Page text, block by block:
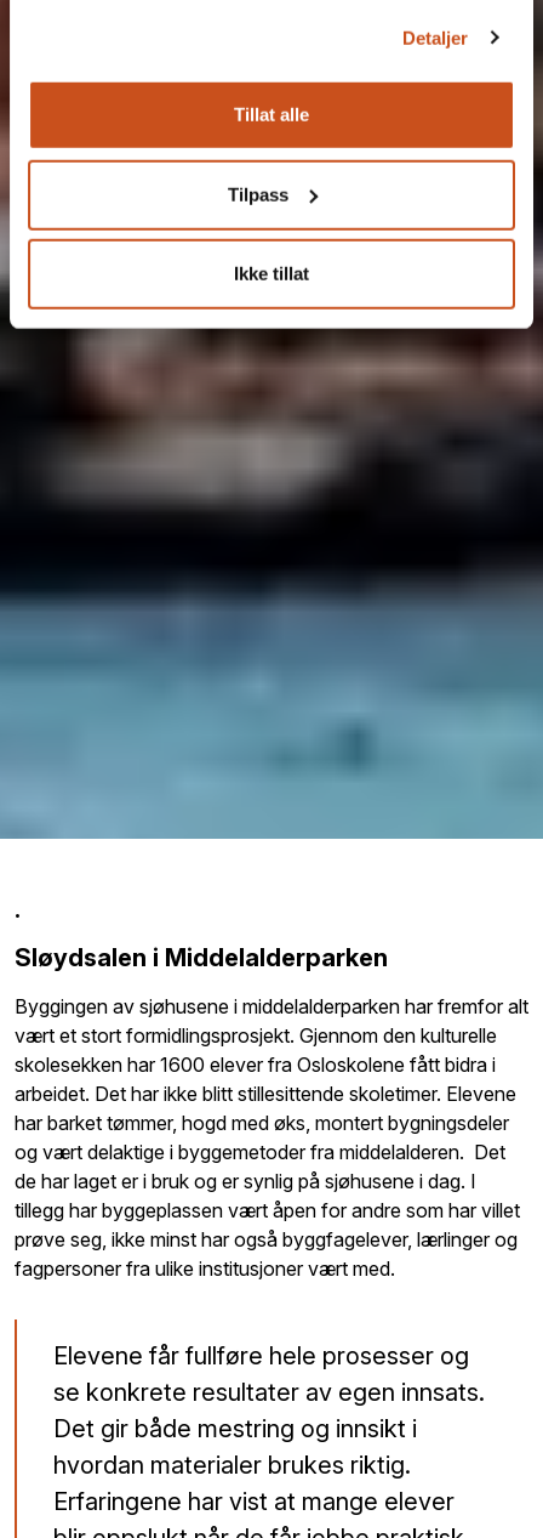
Detaljer
Tillat alle
Tilpass
Ikke tillat
.
Sløydsalen i Middelalderparken
Byggingen av sjøhusene i middelalderparken har fremfor alt
vært et stort formidlingsprosjekt. Gjennom den kulturelle
skolesekken har 1600 elever fra Osloskolene fått bidra i
arbeidet. Det har ikke blitt stillesittende skoletimer. Elevene
har barket tømmer, hogd med øks, montert bygningsdeler
og vært delaktige i byggemetoder fra middelalderen. Det
de har laget er i bruk og er synlig på sjøhusene i dag. I
tillegg har byggeplassen vært åpen for andre som har villet
prøve seg, ikke minst har også byggfagelever, lærlinger og
fagpersoner fra ulike institusjoner vært med.
Elevene får fullføre hele prosesser og
se konkrete resultater av egen innsats.
Det gir både mestring og innsikt i
hvordan materialer brukes riktig.
Erfaringene har vist at mange elever